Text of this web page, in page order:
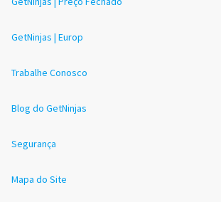
GetNinjas | Europ
Trabalhe Conosco
Blog do GetNinjas
Segurança
Mapa do Site